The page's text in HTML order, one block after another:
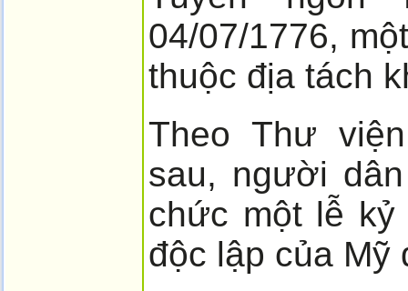
04/07/1776,
thuộc địa tách
Theo Thư
sau, người
chức một lễ
độc lập của Mỹ